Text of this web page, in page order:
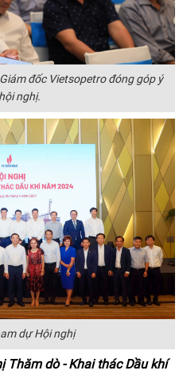
đốc Vietsopetro đóng góp ý
nghị.
dự Hội nghị
Thăm dò - Khai thác Dầu khí